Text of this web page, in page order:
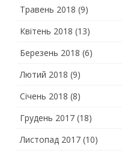
Травень 2018 (9)
Квітень 2018 (13)
Березень 2018 (6)
Лютий 2018 (9)
Січень 2018 (8)
Грудень 2017 (18)
Листопад 2017 (10)